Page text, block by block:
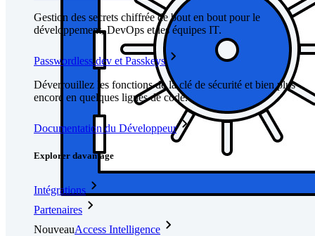
Gestion des secrets chiffrée de bout en bout pour le
développement, DevOps et les équipes IT.
Passwordless.dev et Passkeys
Déverrouillez les fonctions de la clé de sécurité et bien plus
encore en quelques lignes de code.
Documentation du Développeur
Explorer davantage
Intégrations
Partenaires
NouveauAccess Intelligence